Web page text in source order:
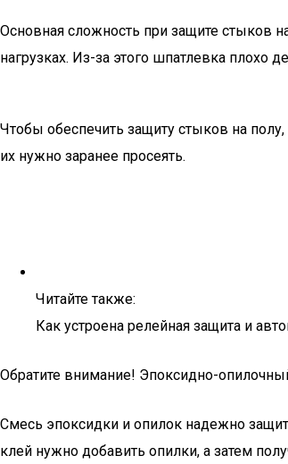
Основная сложность при защите стыков
нагрузках. Из-за этого шпатлевка плохо
Чтобы обеспечить защиту стыков на
их нужно заранее просеять.
Читайте также:
Как устроена релейная защита и
Обратите внимание! Эпоксидно-
Смесь эпоксидки и опилок надежно
клей нужно добавить опилки, а затем